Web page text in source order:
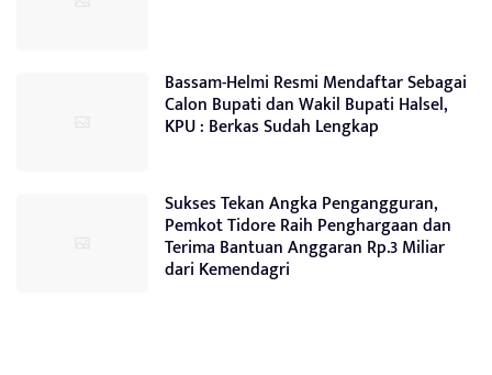
Bassam-Helmi Resmi Mendaftar Sebagai
Calon Bupati dan Wakil Bupati Halsel,
KPU : Berkas Sudah Lengkap
Sukses Tekan Angka Pengangguran,
Pemkot Tidore Raih Penghargaan dan
Terima Bantuan Anggaran Rp.3 Miliar
dari Kemendagri